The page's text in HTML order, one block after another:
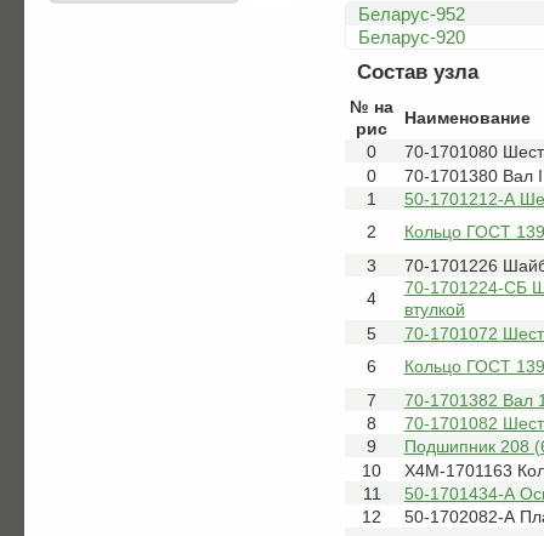
Беларус-952
Беларус-920
Состав узла
№ на
рис
Наименование
0
70-1701080
0
70-1701380 Вал
1
50-1701212-А
2
Кольцо ГОСТ
3
70-1701226
4
70-1701224-СБ
втулкой
5
70-1701072
6
Кольцо ГОСТ
7
70-1701382 Вал
8
70-1701082
9
Подшипник 208
10
Х4М-1701163
11
50-1701434-А
12
50-1702082-А